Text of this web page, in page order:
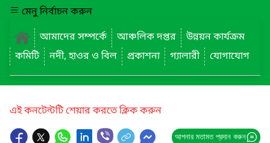
মেনু নির্বাচন করুন
আমাদের সম্পর্কে
আঞ্চলিক দপ্তর
উন্নয়ন কার্যক্রম
কমিটি
নদী, হাওর ও বিল প্রকাশনা গ্যালারী যোগাযোগ
এই কনটেন্টটি শেয়ার করতে ক্লিক করুন
আপনার মতামত প্রদান করুন